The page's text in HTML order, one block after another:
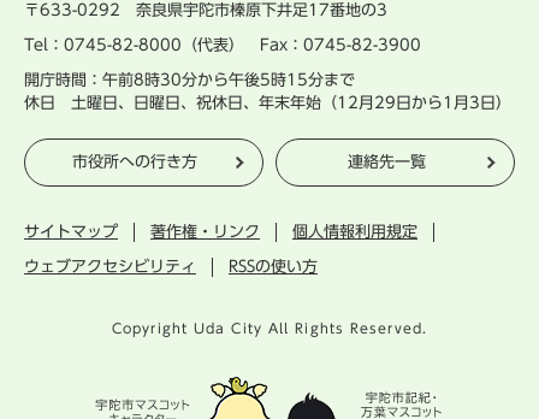
〒633-0292 奈良県宇陀市榛原下井足17番地の3
Tel：0745-82-8000（代表） Fax：0745-82-3900
開庁時間：午前8時30分から午後5時15分まで
休日 土曜日、日曜日、祝休日、年末年始（12月29日から1月3日）
市役所への行き方 連絡先一覧
サイトマップ 著作権・リンク 個人情報利用規定
ウェブアクセシビリティ RSSの使い方
Copyright Uda City All Rights Reserved.